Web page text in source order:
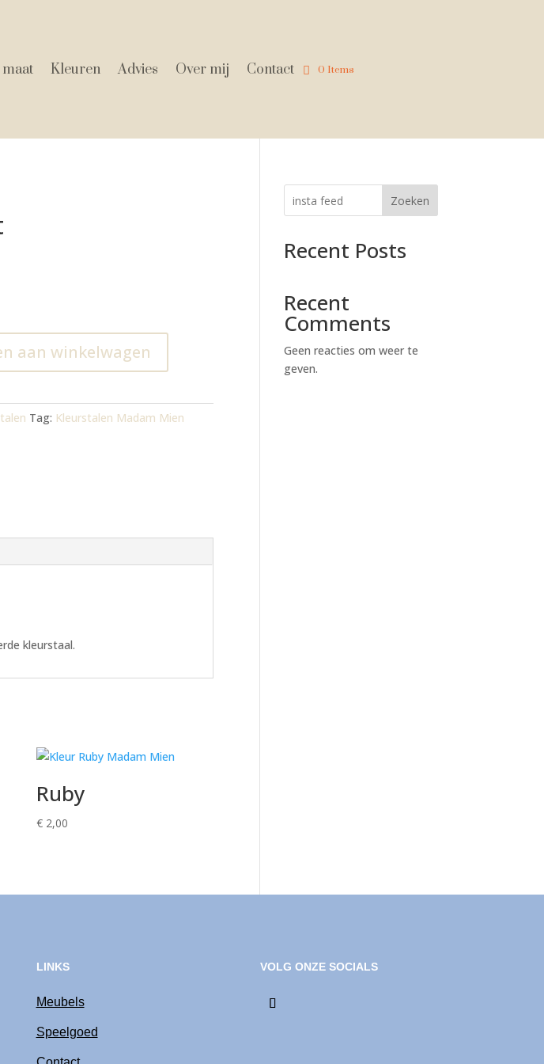
Kleuren Advies Over mij Contact 0 Items
aan winkelwagen
Tag: Kleurstalen Madam Mien
kleurstaal.
Ruby
€2,00
Zoeken
Recent Posts
Recent
Comments
Geen reacties om weer te
geven.
LINKS
Meubels
Speelgoed
VOLG ONZE SOCIALS